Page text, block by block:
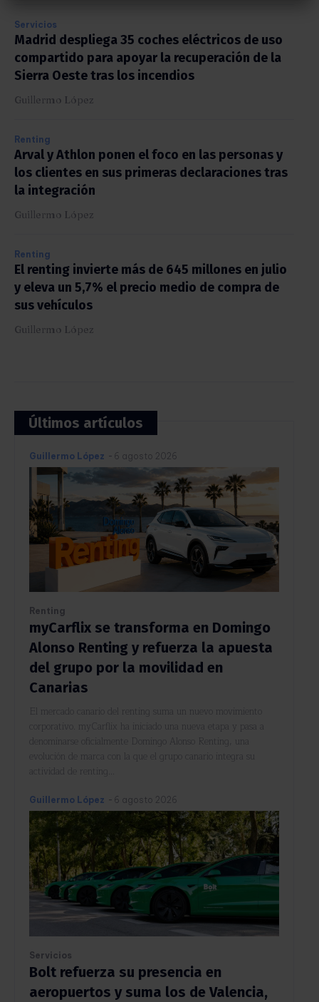
Servicios
Madrid despliega 35 coches eléctricos de uso
compartido para apoyar la recuperación de la
Sierra Oeste tras los incendios
Guillermo López
Renting
Arval y Athlon ponen el foco en las personas y
los clientes en sus primeras declaraciones tras
la integración
Guillermo López
Renting
El renting invierte más de 645 millones en julio
y eleva un 5,7% el precio medio de compra de
sus vehículos
Guillermo López
Últimos artículos
Guillermo López - 6 agosto 2026
Renting
myCarflix se transforma en Domingo
Alonso Renting y refuerza la apuesta
del grupo por la movilidad en
Canarias
El mercado canario del renting suma un nuevo movimiento
corporativo. myCarflix ha iniciado una nueva etapa y pasa a
denominarse oficialmente Domingo Alonso Renting, una
evolución de marca con la que el grupo canario integra su
actividad de renting...
Guillermo López - 6 agosto 2026
Servicios
Bolt refuerza su presencia en
aeropuertos y suma los de Valencia,